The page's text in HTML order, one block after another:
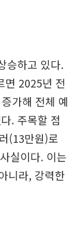
승하고 있다.
면 2025년 전
가해 전체 예
. 주목할 점
(13만원)로
실이다. 이는
니라, 강력한